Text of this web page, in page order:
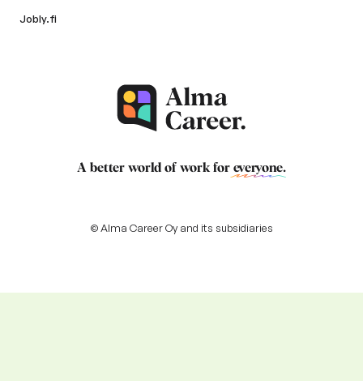
Jobly.fi
A better world of work for everyone.
© Alma Career Oy and its subsidiaries